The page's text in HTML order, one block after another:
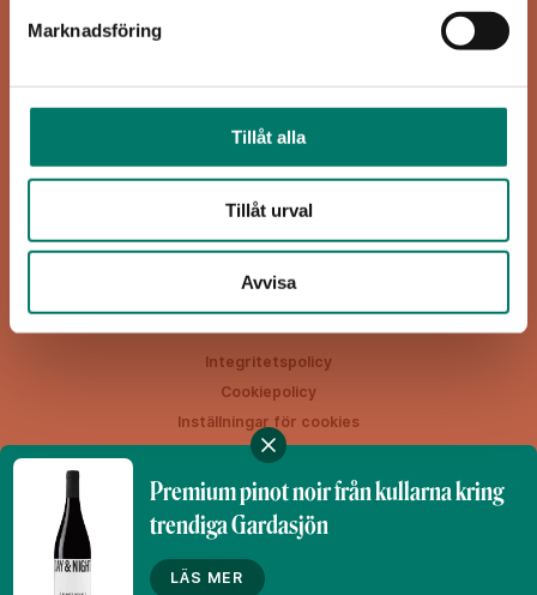
Marknadsföring
Tillåt alla
Tillåt urval
Avvisa
Blasieholmsgatan 4A
viva@vivavinomat.se
HEM RECEPT VIN INSPIRATION
Integritetspolicy
Cookiepolicy
Inställningar för cookies
Denna webbplats drivs av Vinklubben i Norden AB
© 2026 vivavinomat.se
Premium pinot noir från kullarna kring
trendiga Gardasjön
LÄS MER